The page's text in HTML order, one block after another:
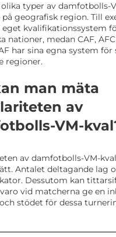
typer av damfotbolls-
på geografisk region. Till
eget kvalifikationssystem
nationer, medan CAF,
har sina egna system för
regioner.
man mäta
av
VM-
av damfotbolls-VM-
Antalet deltagande lag
Dessutom kan
vid matcherna ge en
stödet för dessa